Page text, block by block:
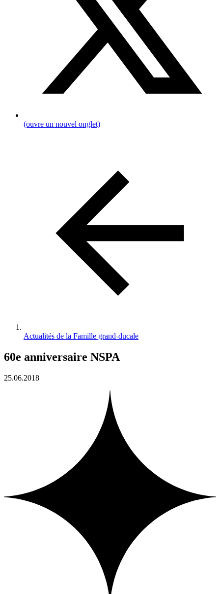
(ouvre un nouvel onglet)
Actualités de la Famille grand-ducale
60e anniversaire NSPA
25.06.2018